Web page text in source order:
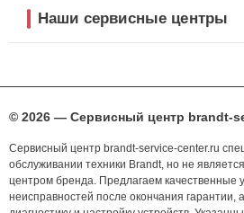
Наши сервисные центры
© 2026 — Сервисный центр brandt-
Сервисный центр brandt-service-center.ru
обслуживании техники Brandt, но не
центром бренда. Предлагаем качественные
неисправностей после окончания гарантии,